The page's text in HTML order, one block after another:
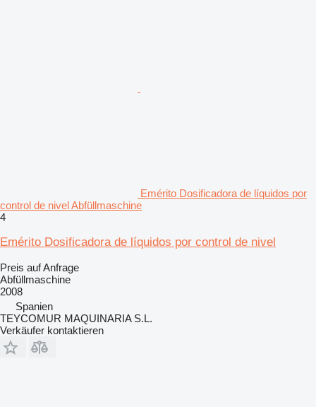
Emérito Dosificadora de líquidos por
control de nivel Abfüllmaschine
4
Emérito Dosificadora de líquidos por control de nivel
Preis auf Anfrage
Abfüllmaschine
2008
Spanien
TEYCOMUR MAQUINARIA S.L.
Verkäufer kontaktieren